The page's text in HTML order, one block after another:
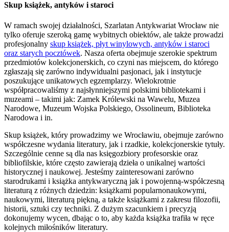
Skup książek, antyków i staroci
W ramach swojej działalności, Szarlatan Antykwariat Wrocław nie
tylko oferuje szeroką gamę wybitnych obiektów, ale także prowadzi
profesjonalny skup książek, płyt winylowych, antyków i staroci
oraz starych pocztówek. Nasza oferta obejmuje szerokie spektrum
przedmiotów kolekcjonerskich, co czyni nas miejscem, do którego
zgłaszają się zarówno indywidualni pasjonaci, jak i instytucje
poszukujące unikatowych egzemplarzy. Wielokrotnie
współpracowaliśmy z najsłynniejszymi polskimi bibliotekami i
muzeami – takimi jak: Zamek Królewski na Wawelu, Muzea
Narodowe, Muzeum Wojska Polskiego, Ossolineum, Biblioteka
Narodowa i in.
Skup książek, który prowadzimy we Wrocławiu, obejmuje zarówno
współczesne wydania literatury, jak i rzadkie, kolekcjonerskie tytuły.
Szczególnie cenne są dla nas księgozbiory profesorskie oraz
bibliofilskie, które często zawierają dzieła o unikalnej wartości
historycznej i naukowej. Jesteśmy zainteresowani zarówno
starodrukami i książka antykwaryczną jak i powojenną-współczesną
literaturą z różnych dziedzin: książkami popularnonaukowymi,
naukowymi, literaturą piękną, a także książkami z zakresu filozofii,
historii, sztuki czy techniki. Z dużym szacunkiem i precyzją
dokonujemy wycen, dbając o to, aby każda książka trafiła w ręce
kolejnych miłośników literatury.